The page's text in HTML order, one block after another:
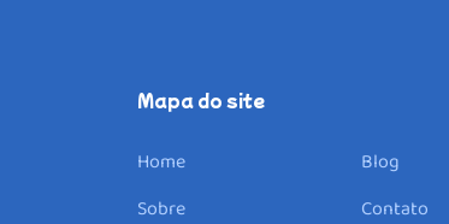
Mapa do site
Home
Blog
Sobre
Contato